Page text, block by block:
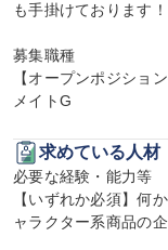
も手掛けております！
募集職種
【オープンポジショ
メイトG
求めている人材
必要な経験・能力等
【いずれか必須】何
ャラクター系商品の